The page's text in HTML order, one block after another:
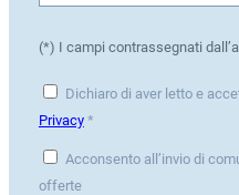
(*) I campi contrassegnati
Dichiaro di aver letto e
Privacy*
Acconsento all’invio di
offerte